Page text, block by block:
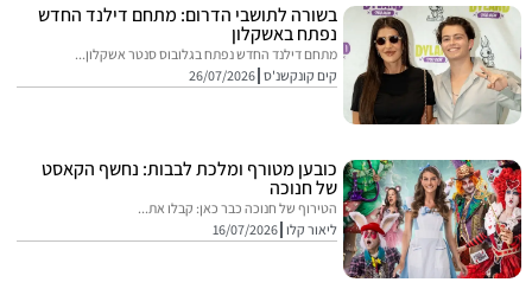
בשורה לתושבי הדרום: מתחם דילנד החדש
נפתח באשקלון
מתחם דילנד החדש נפתח בגלובוס סנטר אשקלון...
קים קונקשנ'ס 26/07/2026
כובען מטורף ומלכת לבבות: נחשף הקאסט
של חנוכה
הטירוף של חנוכה כבר כאן: קבלו את...
ליאור קלו 16/07/2026